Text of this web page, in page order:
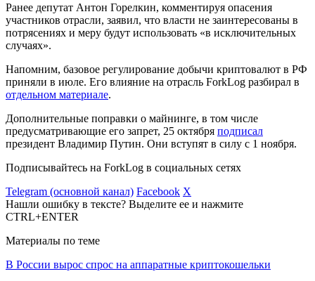
Ранее депутат Антон Горелкин, комментируя опасения
участников отрасли, заявил, что власти не заинтересованы в
потрясениях и меру будут использовать «в исключительных
случаях».
Напомним, базовое регулирование добычи криптовалют в РФ
приняли в июле. Его влияние на отрасль ForkLog разбирал в
отдельном материале.
Дополнительные поправки о майнинге, в том числе
предусматривающие его запрет, 25 октября подписал
президент Владимир Путин. Они вступят в силу с 1 ноября.
Подписывайтесь на ForkLog в социальных сетях
Telegram (основной канал) Facebook X
Нашли ошибку в тексте? Выделите ее и нажмите
CTRL+ENTER
Материалы по теме
В России вырос спрос на аппаратные криптокошельки